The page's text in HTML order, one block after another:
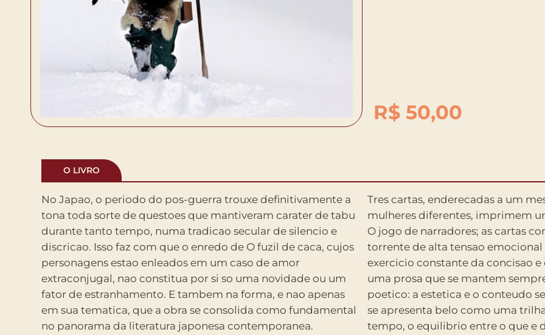
R$50,00
O LIVRO
No Japao, o periodo do pos-guerra trouxe definitivamente a
tona toda sorte de questoes que mantiveram carater de tabu
durante tanto tempo, numa tradicao secular de silencio e
discricao. Isso faz com que o enredo de O fuzil de caca, cujos
personagens estao enleados em um caso de amor
extraconjugal, nao constitua por si so uma novidade ou um
fator de estranhamento. E tambem na forma, e nao apenas
em sua tematica, que a obra se consolida como fundamental
no panorama da literatura japonesa contemporanea.
Tres cartas, enderecadas a um mesmo homem por tres
mulheres diferentes, imprimem uma textura tragica a trama.
O jogo de narradores; as cartas como unico veiculo para a
torrente de alta tensao emocional que se revela ao leitor; o
exercicio constante da concisao e o lirismo que transpira de
uma prosa que se mantem sempre vizinha do territorio
poetico: a estetica e o conteudo se entrelacam, e o entrecho
se apresenta belo como uma trilha na neve. Ao mesmo
tempo, o equilibrio entre o que e dito e o que e velado